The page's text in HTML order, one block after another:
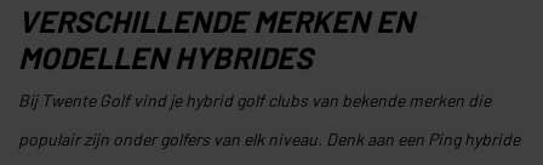
VERSCHILLENDE MERKEN EN
MODELLEN HYBRIDES
Bij Twente Golf vind je hybrid golf clubs van bekende merken die
populair zijn onder golfers van elk niveau. Denk aan een Ping hybride